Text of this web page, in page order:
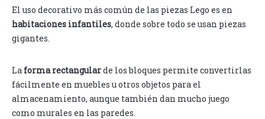
El uso decorativo más común de las piezas Lego es en
habitaciones infantiles, donde sobre todo se usan piezas
gigantes.
La forma rectangularde los bloques permite convertirlas
fácilmente en muebles u otros objetos para el
almacenamiento, aunque también dan mucho juego
como murales en las paredes.